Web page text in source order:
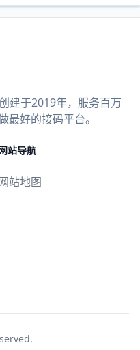
建于2019年，服务百万
最好的接码平台。
站导航
站地图